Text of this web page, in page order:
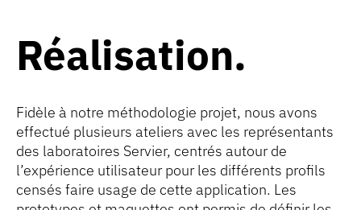
Réalisation
Fidèle à notre méthodologie projet, nous avons
effectué plusieurs ateliers avec les représentants
des laboratoires Servier, centrés autour de
l’expérience utilisateur pour les différents profils
censés faire usage de cette application. Les